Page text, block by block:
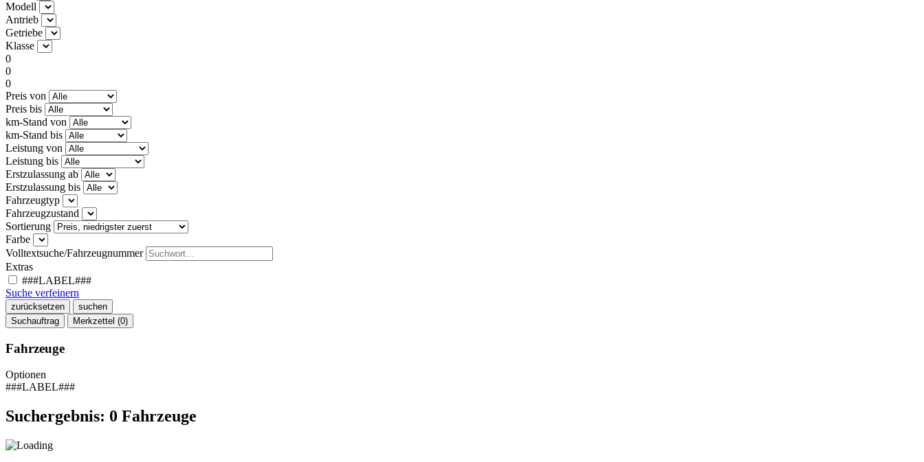
Modell
Antrieb
Getriebe
Klasse
0
0
0
Preis von
Preis bis
km-Stand von
km-Stand bis
Leistung von
Leistung bis
Erstzulassung ab
Erstzulassung bis
Fahrzeugtyp
Fahrzeugzustand
Sortierung
Farbe
Volltextsuche/Fahrzeugnummer
Extras
###LABEL###
Suche verfeinern
zurücksetzen
suchen
Suchauftrag
Merkzettel (0)
Fahrzeuge
Optionen
###LABEL###
Suchergebnis: 0 Fahrzeuge